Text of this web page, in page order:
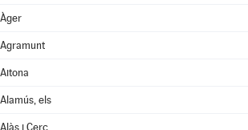
Àger
Agramunt
Aitona
Alamús, els
Alàs i Cerc